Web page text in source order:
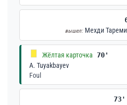
вышел: Мехди Тареми
Жёлтая карточка
70'
A. Tuyakbayev
Foul
73'